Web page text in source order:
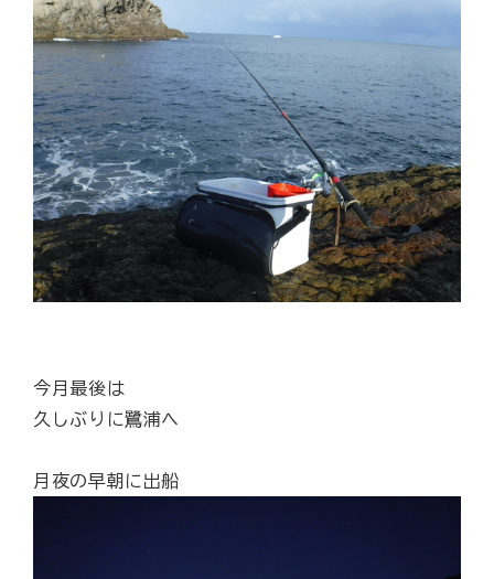
今月最後は
久しぶりに鷺浦へ
月夜の早朝に出船